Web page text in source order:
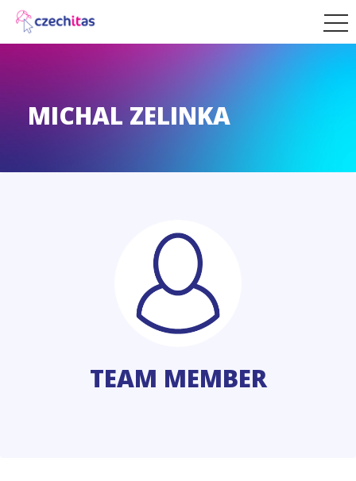
MICHAL ZELINKA
TEAM MEMBER